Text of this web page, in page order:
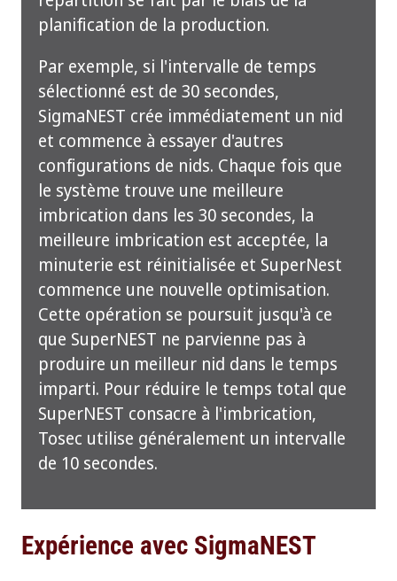
planification de la production.
Par exemple, si l'intervalle de temps
sélectionné est de 30 secondes,
SigmaNEST crée immédiatement un nid
et commence à essayer d'autres
configurations de nids. Chaque fois que
le système trouve une meilleure
imbrication dans les 30 secondes, la
meilleure imbrication est acceptée, la
minuterie est réinitialisée et SuperNest
commence une nouvelle optimisation.
Cette opération se poursuit jusqu'à ce
que SuperNEST ne parvienne pas à
produire un meilleur nid dans le temps
imparti. Pour réduire le temps total que
SuperNEST consacre à l'imbrication,
Tosec utilise généralement un intervalle
de 10 secondes.
Expérience avec SigmaNEST